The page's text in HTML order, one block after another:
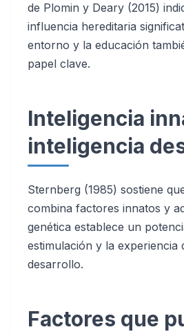
de Plomin y Deary (2015)
influencia hereditaria
entorno y la educación
papel clave.
Inteligencia
inteligencia
Sternberg (1985) sostiene
combina factores innatos y
genética establece un
estimulación y la experiencia
desarrollo.
Factores que